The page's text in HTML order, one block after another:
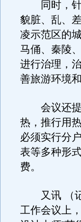
同时，针
貌脏、乱、
凌示范区的
马俑、秦陵
进行治理，
善旅游环境
会议还提
热，推行用
必须实行分
表等多种形
费。
又讯 （
工作会议上